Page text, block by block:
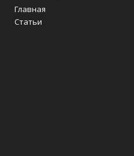
Главная
Статьи